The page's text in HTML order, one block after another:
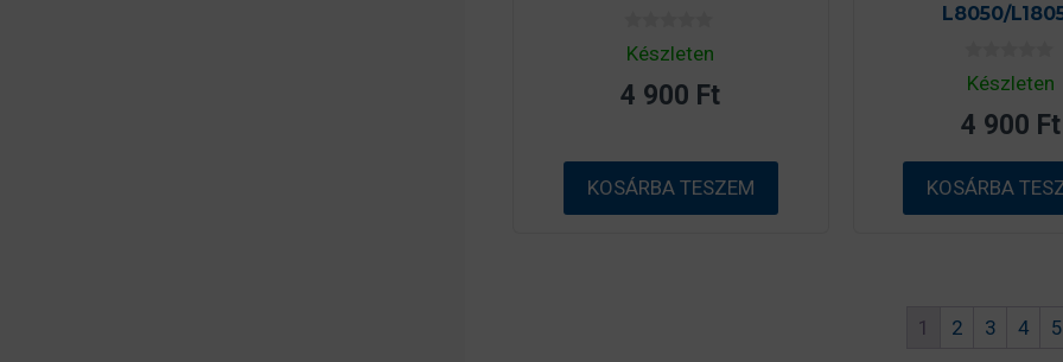
0
a
5
-
l
Készleten
4 900 Ft
KOSÁRBA TESZEM
L8050/
0
a
5
-
ő
l
Készleten
4 900 Ft
KOSÁRBA
1 2 3 4 5